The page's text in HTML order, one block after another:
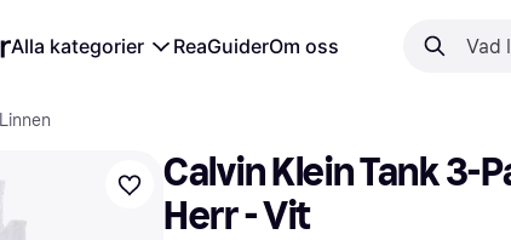
Alla kategorier ReaGuiderOm oss
Linnen
Calvin Klein Tank 3-
Herr - Vit